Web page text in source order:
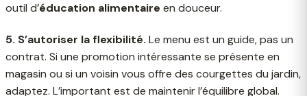
outil d’éducation alimentaire en douceur.
5. S’autoriser la flexibilité. Le menu est un guide, pas un
contrat. Si une promotion intéressante se présente en
magasin ou si un voisin vous offre des courgettes du jardin,
adaptez. L’important est de maintenir l’équilibre global.